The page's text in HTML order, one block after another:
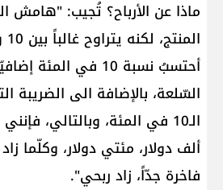
ماذا عن الأرباح؟ تُجيب: "هامش
أحتسبُ نسبة 10 في
السّلعة، بالإضافة الى الضريبة
الـ10 في المئة، وبالتالي،
ألف دولار، مئتي دولار، وكلّما
فاخرة جدّاً، زاد ربحي".